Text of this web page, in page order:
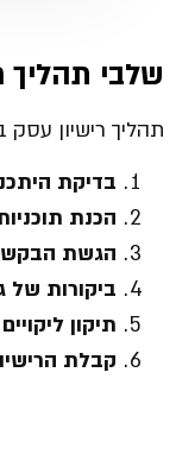
שלבי תהליך
תהליך רישיון
בדיקת
הכנת
הגשת
ביקורות של
תיקון ליקויים
קבלת